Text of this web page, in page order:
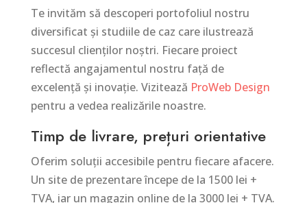
Te invităm să descoperi portofoliul nostru
diversificat și studiile de caz care ilustrează
succesul clienților noștri. Fiecare proiect
reflectă angajamentul nostru față de
excelență și inovație. Vizitează ProWeb Design
pentru a vedea realizările noastre.
Timp de livrare, prețuri orientative
Oferim soluții accesibile pentru fiecare afacere.
Un site de prezentare începe de la 1500 lei +
TVA, iar un magazin online de la 3000 lei + TVA.